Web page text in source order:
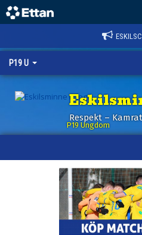
P19 U
Respekt –
P19 Ungdom